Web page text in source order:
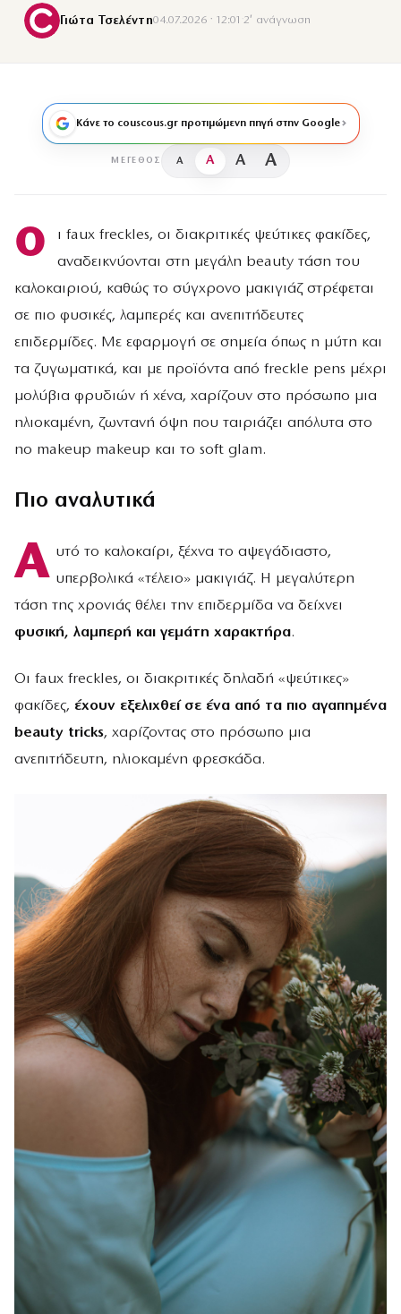
Γιώτα Τσελέντη04.07.2026 · 12:01 ·2′ ανάγνωση
Κάνε το couscous.gr προτιμώμενη πηγή στην Google
ΜΈΓΕΘΟΣ A A A A
Ο
ι faux freckles, οι διακριτικές ψεύτικες φακίδες,
αναδεικνύονται στη μεγάλη beauty τάση του
καλοκαιριού, καθώς το σύγχρονο μακιγιάζ στρέφεται
σε πιο φυσικές, λαμπερές και ανεπιτήδευτες
επιδερμίδες. Με εφαρμογή σε σημεία όπως η μύτη και
τα ζυγωματικά, και με προϊόντα από freckle pens μέχρι
μολύβια φρυδιών ή χένα, χαρίζουν στο πρόσωπο μια
ηλιοκαμένη, ζωντανή όψη που ταιριάζει απόλυτα στο
no makeup makeup και το soft glam.
Πιο αναλυτικά
Α υτό το καλοκαίρι, ξέχνα το αψεγάδιαστο,
υπερβολικά «τέλειο» μακιγιάζ. Η μεγαλύτερη
τάση της χρονιάς θέλει την επιδερμίδα να δείχνει
φυσική, λαμπερή και γεμάτη χαρακτήρα.
Οι faux freckles, οι διακριτικές δηλαδή «ψεύτικες»
φακίδες, έχουν εξελιχθεί σε ένα από τα πιο αγαπημένα
beauty tricks, χαρίζοντας στο πρόσωπο μια
ανεπιτήδευτη, ηλιοκαμένη φρεσκάδα.